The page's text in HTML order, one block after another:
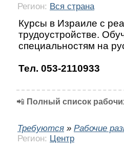
Регион: Вся страна
Курсы в Израиле с
трудоустройстве.
специальностям на
Тел. 053-2110933
📲 Полный список
Требуются » Рабочие
Регион: Центр